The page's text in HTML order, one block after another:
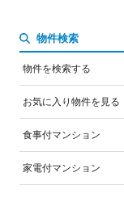
物件検索
物件を検索する
お気に入り物件を見る
食事付マンション
家電付マンション
未選択
物件名検索
なし